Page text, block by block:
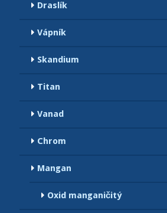
Draslík
Vápník
Skandium
Titan
Vanad
Chrom
Mangan
Oxid manganičitý